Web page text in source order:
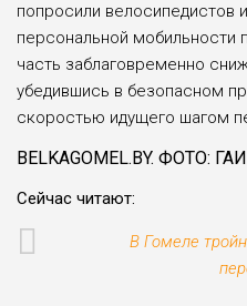
попросили велосипедистов
персональной
часть заблаговременно
убедившись в безопасном
скоростью идущего шагом
BELKAGOMEL.BY. ФОТО:
Сейчас читают:
В Гомеле